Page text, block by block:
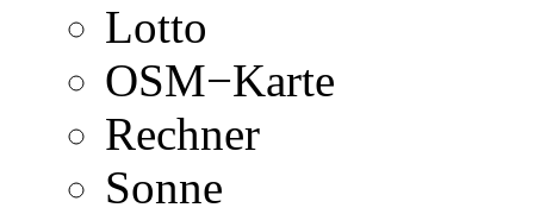
Lotto
OSM−Karte
Rechner
Sonne